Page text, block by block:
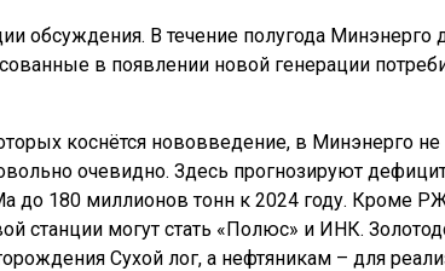
обсуждения. В течение полугода
в появлении новой генерации
коснётся нововведение, в Минэнерго
очевидно. Здесь прогнозируют
до 180 миллионов тонн к 2024 году. Кроме
станции могут стать «Полюс» и ИНК.
Сухой лог, а нефтяникам – для